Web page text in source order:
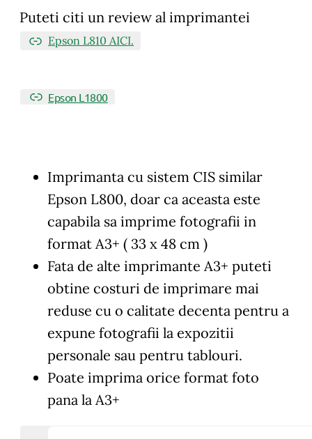
Puteti citi un review al imprimantei
Epson L810 AICI.
Epson L1800
Imprimanta cu sistem CIS similar
Epson L800, doar ca aceasta este
capabila sa imprime fotografii in
format A3+ ( 33 x 48 cm )
Fata de alte imprimante A3+ puteti
obtine costuri de imprimare mai
reduse cu o calitate decenta pentru a
expune fotografii la expozitii
personale sau pentru tablouri.
Poate imprima orice format foto
pana la A3+